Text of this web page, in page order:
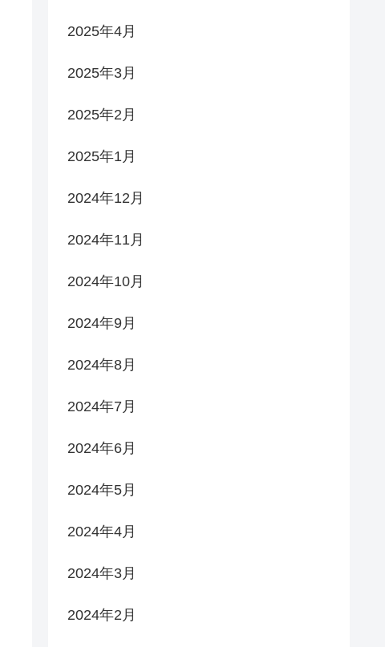
2025年4月
2025年3月
2025年2月
2025年1月
2024年12月
2024年11月
2024年10月
2024年9月
2024年8月
2024年7月
2024年6月
2024年5月
2024年4月
2024年3月
2024年2月